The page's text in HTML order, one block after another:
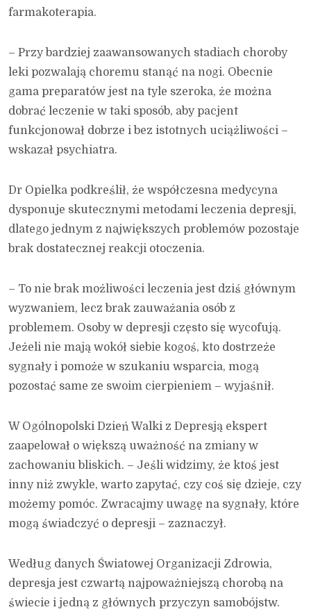
farmakoterapia.
– Przy bardziej zaawansowanych stadiach choroby
leki pozwalają choremu stanąć na nogi. Obecnie
gama preparatów jest na tyle szeroka, że można
dobrać leczenie w taki sposób, aby pacjent
funkcjonował dobrze i bez istotnych uciążliwości –
wskazał psychiatra.
Dr Opielka podkreślił, że współczesna medycyna
dysponuje skutecznymi metodami leczenia depresji,
dlatego jednym z największych problemów pozostaje
brak dostatecznej reakcji otoczenia.
– To nie brak możliwości leczenia jest dziś głównym
wyzwaniem, lecz brak zauważania osób z
problemem. Osoby w depresji często się wycofują.
Jeżeli nie mają wokół siebie kogoś, kto dostrzeże
sygnały i pomoże w szukaniu wsparcia, mogą
pozostać same ze swoim cierpieniem – wyjaśnił.
W Ogólnopolski Dzień Walki z Depresją ekspert
zaapelował o większą uważność na zmiany w
zachowaniu bliskich. – Jeśli widzimy, że ktoś jest
inny niż zwykle, warto zapytać, czy coś się dzieje, czy
możemy pomóc. Zwracajmy uwagę na sygnały, które
mogą świadczyć o depresji – zaznaczył.
Według danych Światowej Organizacji Zdrowia,
depresja jest czwartą najpoważniejszą chorobą na
świecie i jedną z głównych przyczyn samobójstw.